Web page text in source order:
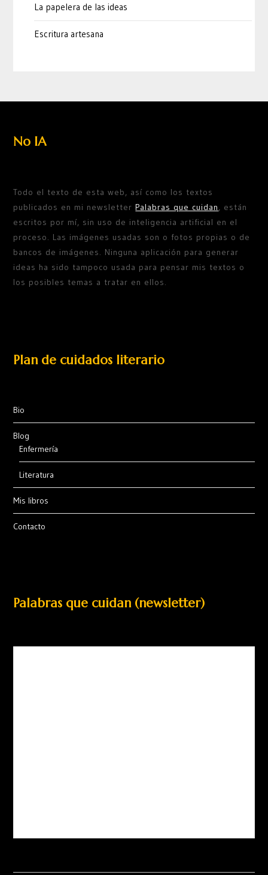
La papelera de las ideas
Escritura artesana
No IA
Todo el texto de esta web, así como los textos
publicados en mi newsletterPalabras que cuidan, están
escritos por mí, sin uso de inteligencia artificial en el
proceso. Las imágenes usadas son o fotos propias o de
bancos de imágenes. Ninguna aplicación para generar
ideas ha sido tampoco usada para pensar mis textos o
los posibles temas a tratar en ellos.
Plan de cuidados literario
Bio
Blog
Enfermería
Literatura
Mis libros
Contacto
Palabras que cuidan (newsletter)